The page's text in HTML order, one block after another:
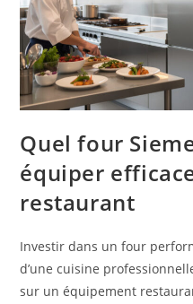
Quel four
équiper
restaurant
Investir dans un four
d’une cuisine
sur un équipement